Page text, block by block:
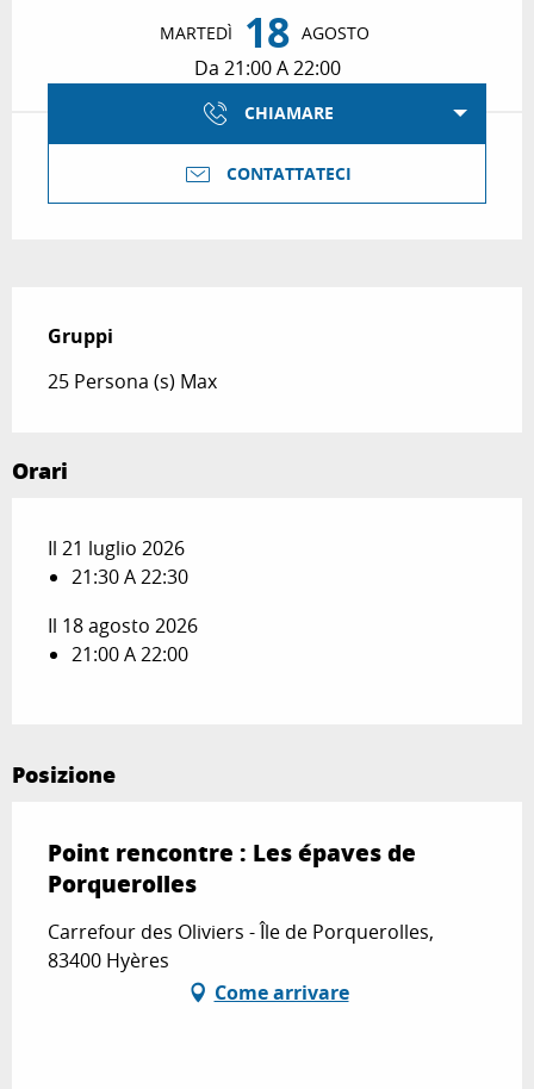
MARTEDÌ 18 AGOSTO
Da 21:00 A 22:00
CHIAMARE
CONTATTATECI
Gruppi
Gruppi
25 Persona (s) Max
Orari
Il 21 luglio 2026
21:30 A 22:30
Il 18 agosto 2026
21:00 A 22:00
Posizione
Point rencontre : Les épaves de
Porquerolles
Carrefour des Oliviers - Île de Porquerolles,
83400 Hyères
Come arrivare